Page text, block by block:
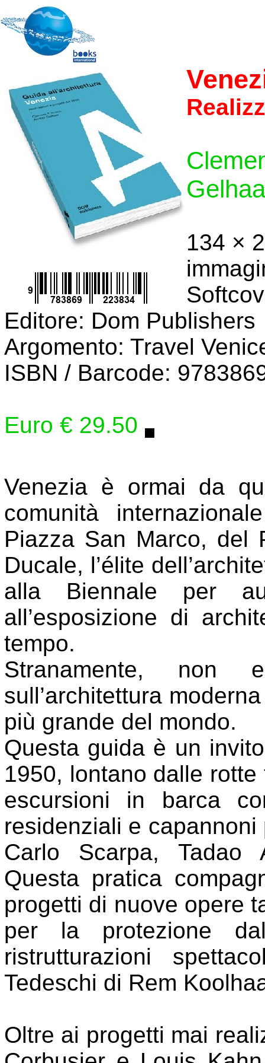
134 ×
Editore: Dom Publishers
Argomento: Travel
ISBN / Barcode:
Euro € 29.50
Venezia è ormai da
comunità
Piazza San Marco, del
Ducale, l’élite
alla Biennale per
all’esposizione di
tempo.
Stranamente, non
sull’architettura
più grande del mondo.
Questa guida è un
1950, lontano dalle
escursioni in barca
residenziali e
Carlo Scarpa, Tadao
Questa pratica
progetti di nuove opere
per la protezione
ristrutturazioni
Tedeschi di Rem
Oltre ai progetti mai